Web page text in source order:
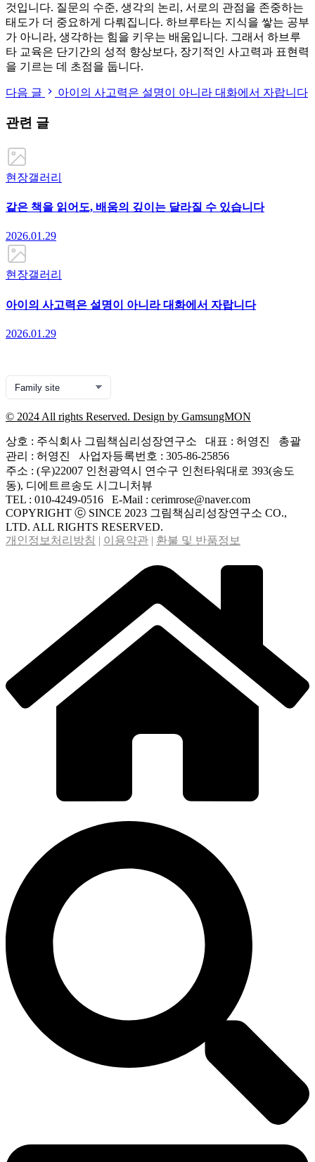
것입니다. 질문의 수준, 생각의 논리, 서로의 관점을 존중하는
태도가 더 중요하게 다뤄집니다. 하브루타는 지식을 쌓는 공부
가 아니라, 생각하는 힘을 키우는 배움입니다. 그래서 하브루
타 교육은 단기간의 성적 향상보다, 장기적인 사고력과 표현력
을 기르는 데 초점을 둡니다.
다음 글 아이의 사고력은 설명이 아니라 대화에서 자랍니다
관련 글
현장갤러리
같은 책을 읽어도, 배움의 깊이는 달라질 수 있습니다
2026.01.29
현장갤러리
아이의 사고력은 설명이 아니라 대화에서 자랍니다
2026.01.29
© 2024 All rights Reserved. Design by GamsungMON
상호 : 주식회사 그림책심리성장연구소 대표 : 허영진 총괄
관리 : 허영진 사업자등록번호 : 305-86-25856
주소 : (우)22007 인천광역시 연수구 인천타워대로 393(송도
동), 디에트르송도 시그니처뷰
TEL : 010-4249-0516 E-Mail : cerimrose@naver.com
COPYRIGHT ⓒ SINCE 2023 그림책심리성장연구소 CO.,
LTD. ALL RIGHTS RESERVED.
개인정보처리방침 | 이용약관 | 환불 및 반품정보